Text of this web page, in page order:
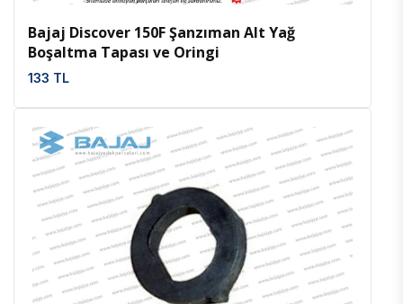
Bajaj Discover 150F Şanzıman Alt Yağ
Boşaltma Tapası ve Oringi
133 TL
Favoriler